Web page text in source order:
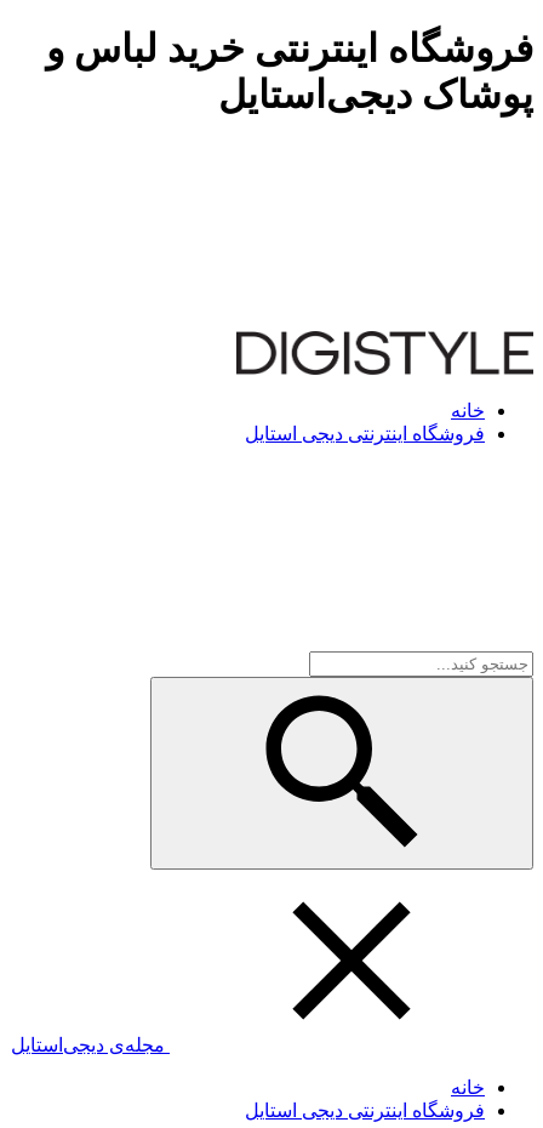
فروشگاه اینترنتی خرید لباس و
پوشاک دیجی‌استایل
خانه
فروشگاه اینترنتی دیجی استایل
مجله‌ی دیجی‌استایل
خانه
فروشگاه اینترنتی دیجی استایل